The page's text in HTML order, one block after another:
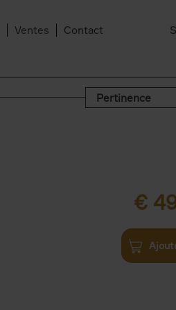
Ventes Contact
Pertinence
€